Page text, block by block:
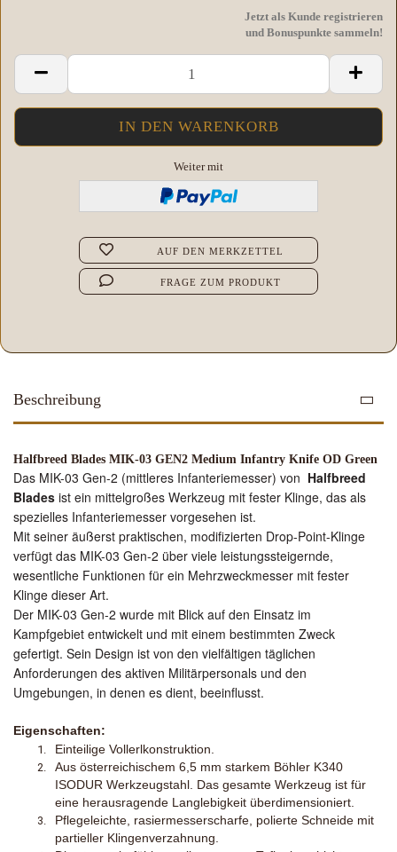
Jetzt als Kunde registrieren
und Bonuspunkte sammeln!
Weiter mit
AUF DEN MERKZETTEL
FRAGE ZUM PRODUKT
Beschreibung
Halfbreed Blades MIK-03 GEN2 Medium Infantry Knife OD Green
Das MIK-03 Gen-2 (mittleres Infanteriemesser) von Halfbreed
Blades ist ein mittelgroßes Werkzeug mit fester Klinge, das als
spezielles Infanteriemesser vorgesehen ist.
Mit seiner äußerst praktischen, modifizierten Drop-Point-Klinge
verfügt das MIK-03 Gen-2 über viele leistungssteigernde,
wesentliche Funktionen für ein Mehrzweckmesser mit fester
Klinge dieser Art.
Der MIK-03 Gen-2 wurde mit Blick auf den Einsatz im
Kampfgebiet entwickelt und mit einem bestimmten Zweck
gefertigt. Sein Design ist von den vielfältigen täglichen
Anforderungen des aktiven Militärpersonals und den
Umgebungen, in denen es dient, beeinflusst.
Eigenschaften:
Einteilige Vollerlkonstruktion.
Aus österreichischem 6,5 mm starkem Böhler K340
ISODUR Werkzeugstahl. Das gesamte Werkzeug ist für
eine herausragende Langlebigkeit überdimensioniert.
Pflegeleichte, rasiermesserscharfe, polierte Schneide mit
partieller Klingenverzahnung.